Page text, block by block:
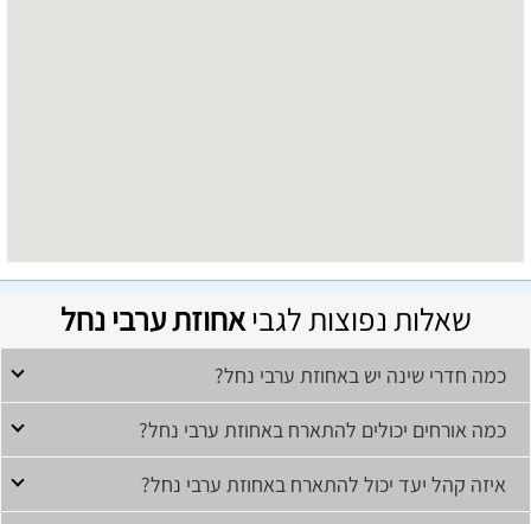
שאלות נפוצות לגביאחוזת ערבי נחל
כמה חדרי שינה יש באחוזת ערבי נחל?
כמה אורחים יכולים להתארח באחוזת ערבי נחל?
איזה קהל יעד יכול להתארח באחוזת ערבי נחל?